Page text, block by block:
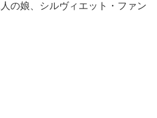
の娘、シルヴィエット・ファン